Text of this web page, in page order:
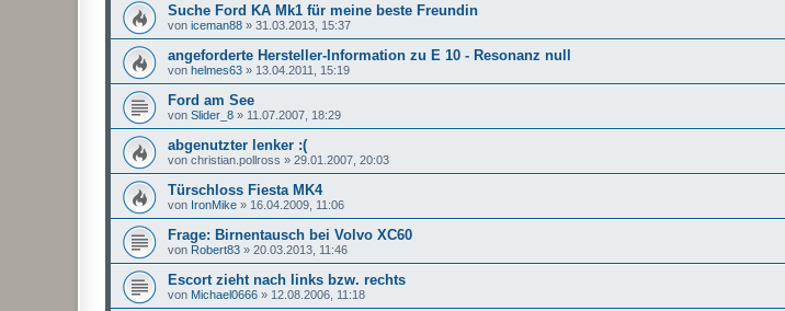
Suche Ford KA Mk1 für meine beste Freundin
von iceman88 » 31.03.2013, 15:37
angeforderte Hersteller-Information zu E 10 - Resonanz null
von helmes63 » 13.04.2011, 15:19
Ford am See
von Slider_8 » 11.07.2007, 18:29
abgenutzter lenker :(
von christian.pollross » 29.01.2007, 20:03
Türschloss Fiesta MK4
von IronMike » 16.04.2009, 11:06
Frage: Birnentausch bei Volvo XC60
von Robert83 » 20.03.2013, 11:46
Escort zieht nach links bzw. rechts
von Michael0666 » 12.08.2006, 11:18